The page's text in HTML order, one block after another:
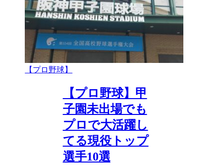
【プロ野球】
【プロ野球】甲
子園未出場でも
プロで大活躍し
てる現役トップ
選手10選